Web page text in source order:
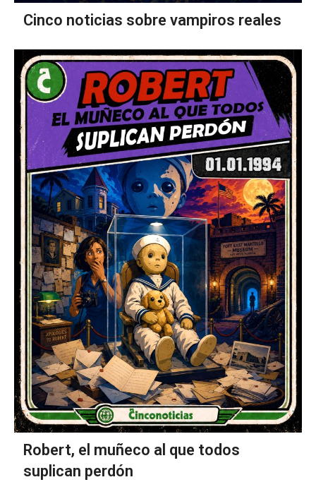
Cinco noticias sobre vampiros reales
Robert, el muñeco al que todos
suplican perdón